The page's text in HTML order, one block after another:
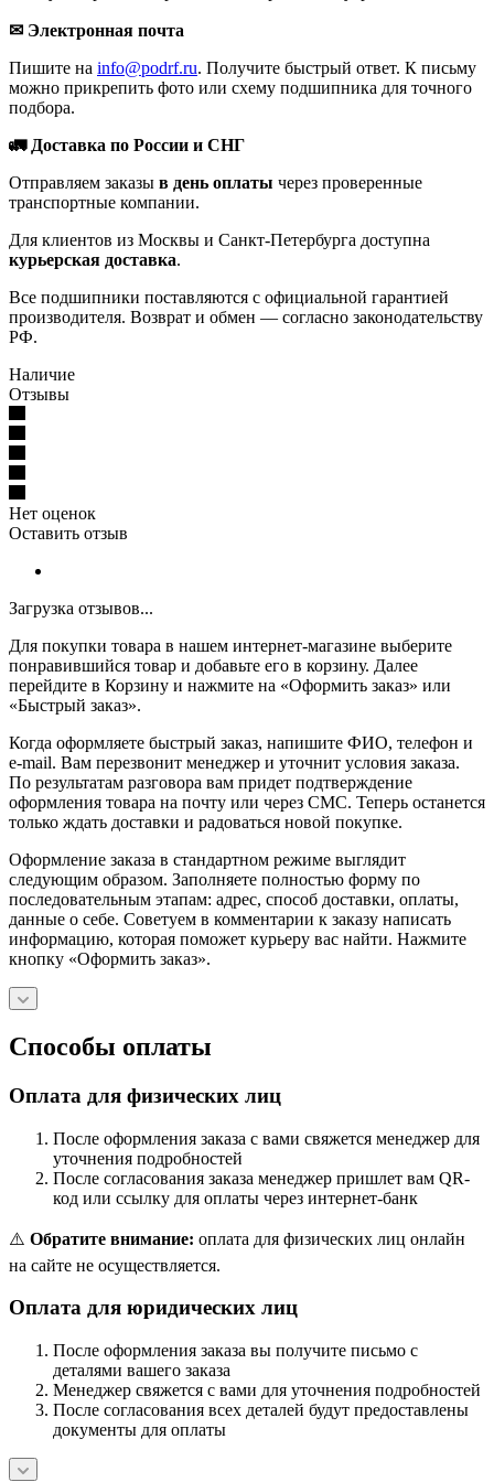
✉ Электронная почта
Пишите на info@podrf.ru. Получите быстрый ответ. К письму
можно прикрепить фото или схему подшипника для точного
подбора.
🚛 Доставка по России и СНГ
Отправляем заказы в день оплаты через проверенные
транспортные компании.
Для клиентов из Москвы и Санкт-Петербурга доступна
курьерская доставка.
Все подшипники поставляются с официальной гарантией
производителя. Возврат и обмен — согласно законодательству
РФ.
Наличие
Отзывы
Нет оценок
Оставить отзыв
Загрузка отзывов...
Для покупки товара в нашем интернет-магазине выберите
понравившийся товар и добавьте его в корзину. Далее
перейдите в Корзину и нажмите на «Оформить заказ» или
«Быстрый заказ».
Когда оформляете быстрый заказ, напишите ФИО, телефон и
e-mail. Вам перезвонит менеджер и уточнит условия заказа.
По результатам разговора вам придет подтверждение
оформления товара на почту или через СМС. Теперь останется
только ждать доставки и радоваться новой покупке.
Оформление заказа в стандартном режиме выглядит
следующим образом. Заполняете полностью форму по
последовательным этапам: адрес, способ доставки, оплаты,
данные о себе. Советуем в комментарии к заказу написать
информацию, которая поможет курьеру вас найти. Нажмите
кнопку «Оформить заказ».
Способы оплаты
Оплата для физических лиц
После оформления заказа с вами свяжется менеджер для
уточнения подробностей
После согласования заказа менеджер пришлет вам QR-
код или ссылку для оплаты через интернет-банк
⚠️ Обратите внимание: оплата для физических лиц онлайн
на сайте не осуществляется.
Оплата для юридических лиц
После оформления заказа вы получите письмо с
деталями вашего заказа
Менеджер свяжется с вами для уточнения подробностей
После согласования всех деталей будут предоставлены
документы для оплаты